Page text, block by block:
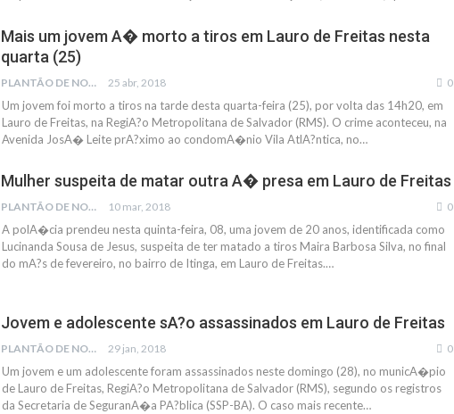
Mais um jovem A� morto a tiros em Lauro de Freitas nesta
quarta (25)
PLANTÃO DE NOTÍCIAS 25 abr, 2018 0
Um jovem foi morto a tiros na tarde desta quarta-feira (25), por volta das 14h20, em
Lauro de Freitas, na RegiA?o Metropolitana de Salvador (RMS). O crime aconteceu, na
Avenida JosA� Leite prA?ximo ao condomA�nio Vila AtlA?ntica, no…
Mulher suspeita de matar outra A� presa em Lauro de Freitas
PLANTÃO DE NOTÍCIAS 10 mar, 2018 0
A polA�cia prendeu nesta quinta-feira, 08, uma jovem de 20 anos, identificada como
Lucinanda Sousa de Jesus, suspeita de ter matado a tiros Maira Barbosa Silva, no final
do mA?s de fevereiro, no bairro de Itinga, em Lauro de Freitas.…
Jovem e adolescente sA?o assassinados em Lauro de Freitas
PLANTÃO DE NOTÍCIAS 29 jan, 2018 0
Um jovem e um adolescente foram assassinados neste domingo (28), no municA�pio
de Lauro de Freitas, RegiA?o Metropolitana de Salvador (RMS), segundo os registros
da Secretaria de SeguranA�a PA?blica (SSP-BA). O caso mais recente…